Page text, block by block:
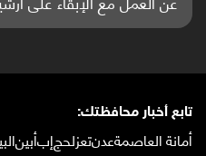
تابع أخبار محافظتك:
أمانة العاصمةعدنتعزلحجإبأبين